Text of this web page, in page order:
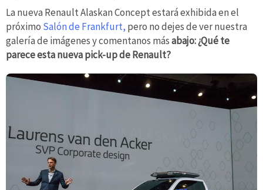
La nueva Renault Alaskan Concept estará exhibida en el
próximo Salón de Frankfurt, pero no dejes de ver nuestra
galería de imágenes y comentanos másabajo: ¿Qué te
parece esta nueva pick-up de Renault?